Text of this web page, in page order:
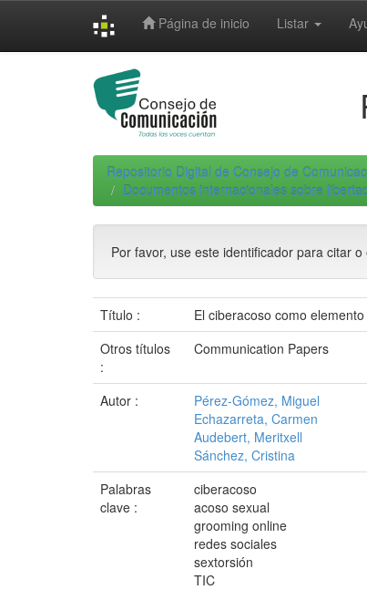
Página de inicio Listar
Repositorio Digital de Consejo de
Documentos internacionales sobre
Por favor, use este identificador para citar
Título :
El ciberacoso como
Otros títulos
:
Communication Papers
Autor :
Pérez-Gómez, Miguel
Echazarreta, Carmen
Audebert, Meritxell
Sánchez, Cristina
Palabras
clave :
ciberacoso
acoso sexual
grooming online
redes sociales
sextorsión
TIC